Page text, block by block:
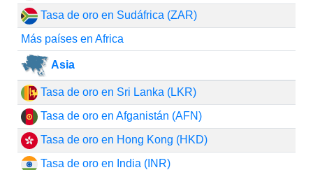
Tasa de oro en Sudáfrica (ZAR)
Más países en Africa
Asia
Tasa de oro en Sri Lanka (LKR)
Tasa de oro en Afganistán (AFN)
Tasa de oro en Hong Kong (HKD)
Tasa de oro en India (INR)